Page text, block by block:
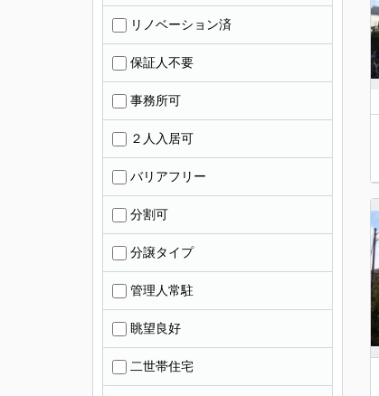
リノベーション済
保証人不要
事務所可
２人入居可
バリアフリー
分割可
分譲タイプ
管理人常駐
眺望良好
二世帯住宅